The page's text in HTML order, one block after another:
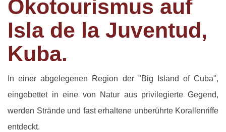
Ökotourismus auf
Isla de la Juventud,
Kuba.
In einer abgelegenen Region der "Big Island of Cuba",
eingebettet in eine von Natur aus privilegierte Gegend,
werden Strände und fast erhaltene unberührte Korallenriffe
entdeckt.